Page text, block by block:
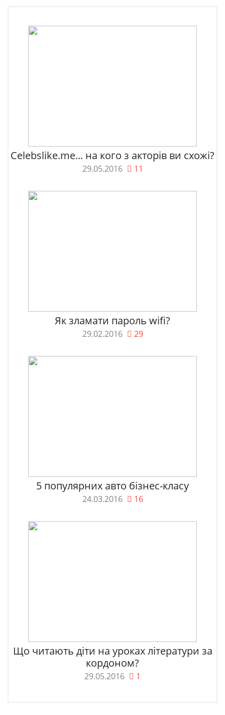
Celebslike.me... на кого з акторів ви схожі?
29.05.2016 11
Як зламати пароль wifi?
29.02.2016 29
5 популярних авто бізнес-класу
24.03.2016 16
Що читають діти на уроках літератури за
кордоном?
29.05.2016 1